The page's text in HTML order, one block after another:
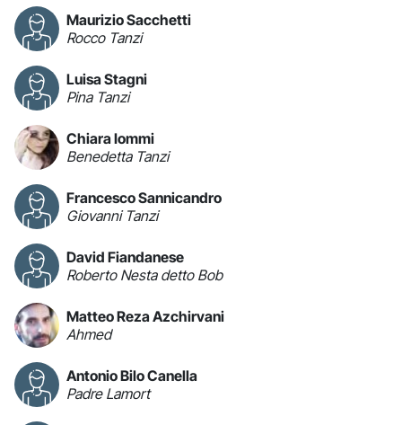
Maurizio Sacchetti
Rocco Tanzi
Luisa Stagni
Pina Tanzi
Chiara Iommi
Benedetta Tanzi
Francesco Sannicandro
Giovanni Tanzi
David Fiandanese
Roberto Nesta detto Bob
Matteo Reza Azchirvani
Ahmed
Antonio Bilo Canella
Padre Lamort